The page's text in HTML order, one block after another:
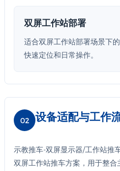
双屏工作站部署
适合双屏工作站部署场景下
快速定位和日常操作。
02 设备适配与工作
示教推车-双屏显示器/工作站推
双屏工作站推车方案，用于整合